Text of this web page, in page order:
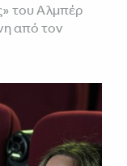
του Αλμπέρ
από τον